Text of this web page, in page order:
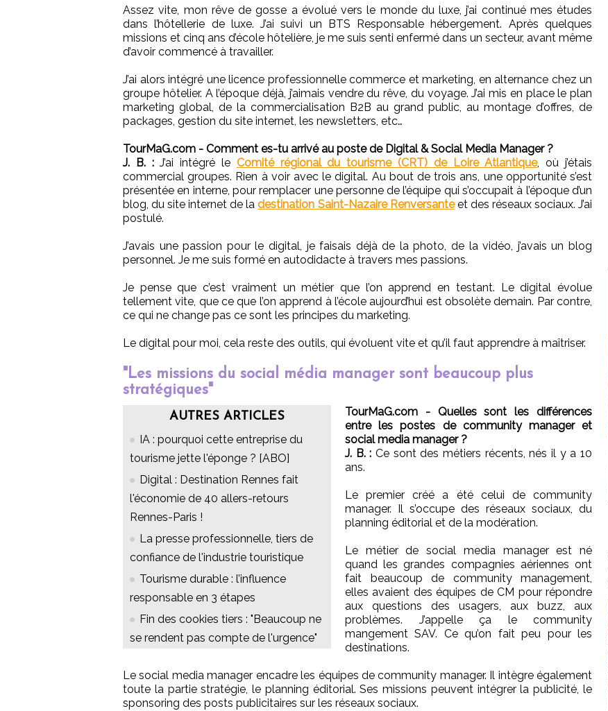
Assez vite, mon rêve de gosse a évolué vers le monde du luxe, j’ai continué mes études
dans l’hôtellerie de luxe. J’ai suivi un BTS Responsable hébergement. Après quelques
missions et cinq ans d’école hôtelière, je me suis senti enfermé dans un secteur, avant même
d’avoir commencé à travailler.
J’ai alors intégré une licence professionnelle commerce et marketing, en alternance chez un
groupe hôtelier. A l’époque déjà, j’aimais vendre du rêve, du voyage. J’ai mis en place le plan
marketing global, de la commercialisation B2B au grand public, au montage d’offres, de
packages, gestion du site internet, les newsletters, etc…
TourMaG.com - Comment es-tu arrivé au poste de Digital & Social Media Manager ?
J. B. :J’ai intégré le Comité régional du tourisme (CRT) de Loire Atlantique, où j’étais
commercial groupes. Rien à voir avec le digital. Au bout de trois ans, une opportunité s’est
présentée en interne, pour remplacer une personne de l’équipe qui s’occupait à l’époque d’un
blog, du site internet de ladestination Saint-Nazaire Renversanteet des réseaux sociaux. J’ai
postulé.
J’avais une passion pour le digital, je faisais déjà de la photo, de la vidéo, j’avais un blog
personnel. Je me suis formé en autodidacte à travers mes passions.
Je pense que c’est vraiment un métier que l’on apprend en testant. Le digital évolue
tellement vite, que ce que l’on apprend à l’école aujourd’hui est obsolète demain. Par contre,
ce qui ne change pas ce sont les principes du marketing.
Le digital pour moi, cela reste des outils, qui évoluent vite et qu’il faut apprendre à maîtriser.
"Les missions du social média manager sont beaucoup plus
stratégiques"
AUTRES ARTICLES
IA : pourquoi cette entreprise du
tourisme jette l'éponge ? [ABO]
Digital : Destination Rennes fait
l'économie de 40 allers-retours
Rennes-Paris !
La presse professionnelle, tiers de
confiance de l'industrie touristique
Tourisme durable : l’influence
responsable en 3 étapes
Fin des cookies tiers : "Beaucoup ne
se rendent pas compte de l'urgence"
TourMaG.com - Quelles sont les différences
entre les postes de community manager et
social media manager ?
J. B. : Ce sont des métiers récents, nés il y a 10
ans.
Le premier créé a été celui de community
manager. Il s’occupe des réseaux sociaux, du
planning éditorial et de la modération.
Le métier de social media manager est né
quand les grandes compagnies aériennes ont
fait beaucoup de community management,
elles avaient des équipes de CM pour répondre
aux questions des usagers, aux buzz, aux
problèmes. J’appelle ça le community
mangement SAV. Ce qu’on fait peu pour les
destinations.
Le social media manager encadre les équipes de community manager. Il intègre également
toute la partie stratégie, le planning éditorial. Ses missions peuvent intégrer la publicité, le
sponsoring des posts publicitaires sur les réseaux sociaux.